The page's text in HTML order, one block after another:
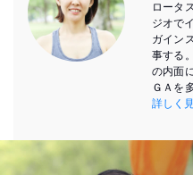
ロータ
ジオで
ガイン
事する
の内面
ＧＡを
詳しく